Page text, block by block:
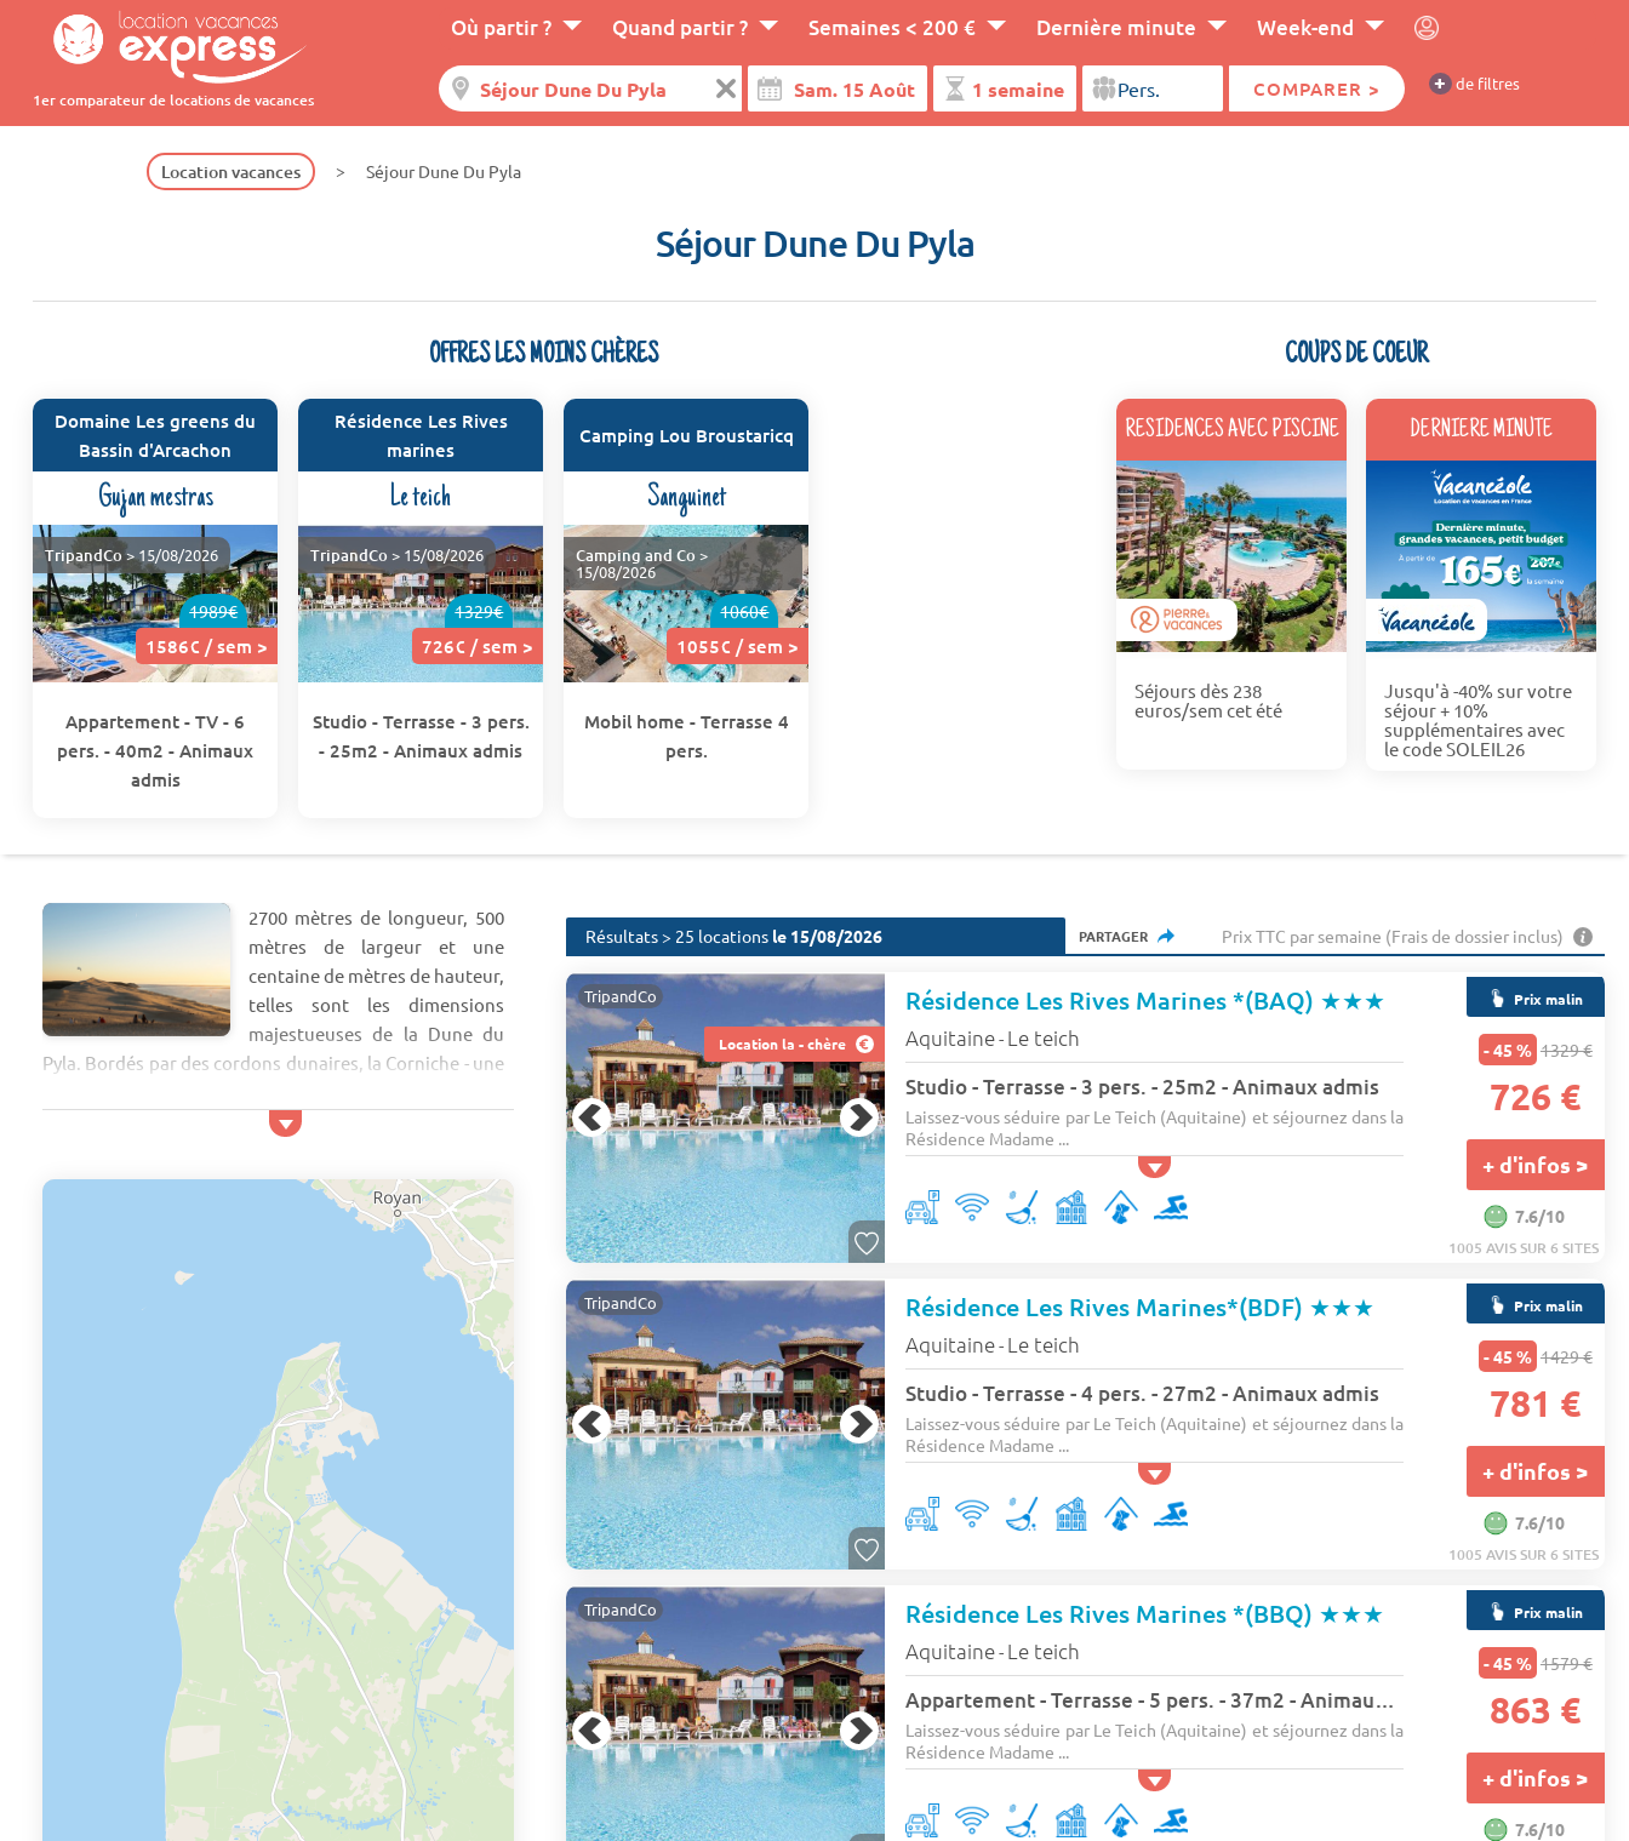
1er comparateur de locations de vacances
Où partir ? Quand partir ? Semaines < 200 € Dernière minute Week-end
COMPARER > + de filtres
Location vacances Séjour Dune Du Pyla
Séjour Dune Du Pyla
OFFRES LES MOINS CHÈRES
Domaine Les greens du
Bassin d'Arcachon
Gujan mestras
1989€
1586€ / sem >
TripandCo> 15/08/2026
Appartement - TV - 6
pers. - 40m2 - Animaux
admis
Résidence Les Rives
marines
Le teich
1329€
726€ / sem >
TripandCo > 15/08/2026
Studio - Terrasse - 3 pers.
- 25m2 - Animaux admis
Camping Lou Broustaricq
Sanguinet
1060€
1055€ / sem >
Camping and Co >
15/08/2026
Mobil home - Terrasse 4
pers.
COUPS DE COEUR
RESIDENCES AVEC PISCINE
Séjours dès 238
euros/sem cet été
DERNIERE MINUTE
Jusqu'à -40% sur votre
séjour + 10%
supplémentaires avec
le code SOLEIL26
2700 mètres de longueur, 500
mètres de largeur et une
centaine de mètres de hauteur,
telles sont les dimensions
majestueuses de la Dune du
Pyla. Bordés par des cordons dunaires, la Corniche - une
aux touristes une atmosphère calme et agréable.
de cette merveille de la nature : Unique - Sublime -
Une superbe vue sur la mer approuvé !
Parmi les sites naturels les plus beaux en France, la
Dune du Pyla est connue pour sa beauté ...
Résultats > 25 locations le 15/08/2026 PARTAGER Prix TTC par semaine (Frais de dossier inclus)
Location la - chère
TripandCo Résidence Les Rives Marines *(BAQ) ★★★
Aquitaine- Le teich
Studio - Terrasse - 3 pers. - 25m2 - Animaux admis
Laissez-vous séduire par Le Teich (Aquitaine) et séjournez dans la
Résidence Madame ...
Prix malin
- 45 % 1329 €
726 €
+ d'infos >
7.6/10
1005 AVIS SUR 6 SITES
TripandCo Résidence Les Rives Marines*(BDF) ★★★
Aquitaine- Le teich
Studio - Terrasse - 4 pers. - 27m2 - Animaux admis
Laissez-vous séduire par Le Teich (Aquitaine) et séjournez dans la
Résidence Madame ...
Prix malin
- 45 % 1429 €
781 €
+ d'infos >
7.6/10
1005 AVIS SUR 6 SITES
TripandCo Résidence Les Rives Marines *(BBQ) ★★★
Aquitaine- Le teich
Appartement - Terrasse - 5 pers. - 37m2 - Animaux admis
Laissez-vous séduire par Le Teich (Aquitaine) et séjournez dans la
Résidence Madame ...
Prix malin
- 45 % 1579 €
863 €
+ d'infos >
7.6/10